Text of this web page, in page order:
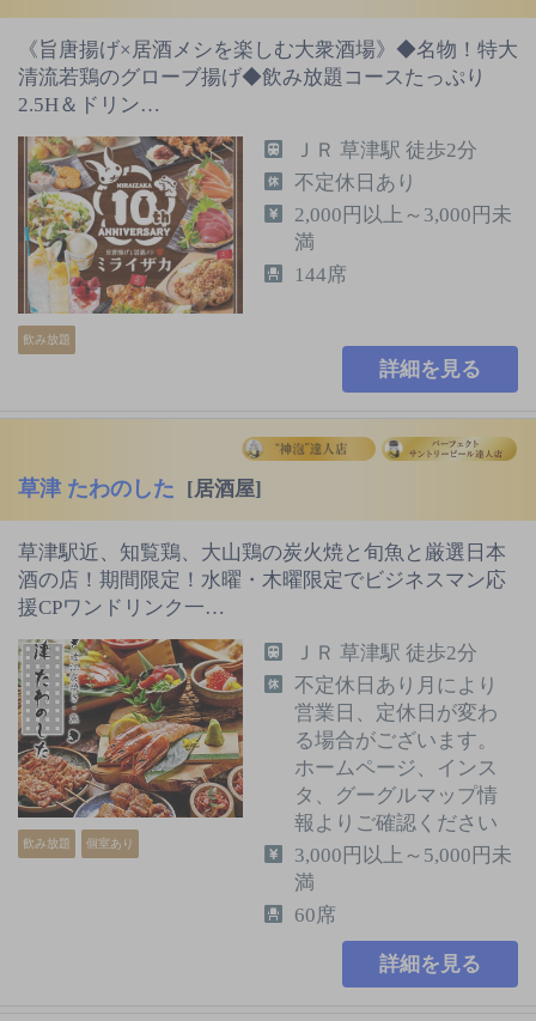
《旨唐揚げ×居酒メシを楽しむ大衆酒場》◆名物！特大
清流若鶏のグローブ揚げ◆飲み放題コースたっぷり
2.5H＆ドリン…
飲み放題
ＪＲ 草津駅 徒歩2分
不定休日あり
2,000円以上～3,000円未
満
144席
詳細を見る
草津 たわのした [居酒屋]
草津駅近、知覧鶏、大山鶏の炭火焼と旬魚と厳選日本
酒の店！期間限定！水曜・木曜限定でビジネスマン応
援CPワンドリンク一…
飲み放題 個室あり
ＪＲ 草津駅 徒歩2分
不定休日あり月により
営業日、定休日が変わ
る場合がございます。
ホームページ、インス
タ、グーグルマップ情
報よりご確認ください
3,000円以上～5,000円未
満
60席
詳細を見る